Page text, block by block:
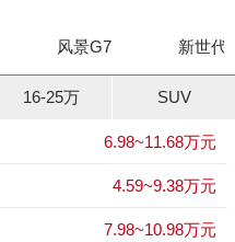
风景G7 新世代
16-25万 SUV
6.98~11.68万元
4.59~9.38万元
7.98~10.98万元